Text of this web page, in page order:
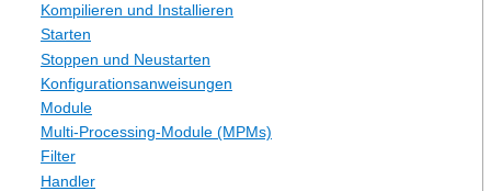
Kompilieren und Installieren
Starten
Stoppen und Neustarten
Konfigurationsanweisungen
Module
Multi-Processing-Module (MPMs)
Filter
Handler